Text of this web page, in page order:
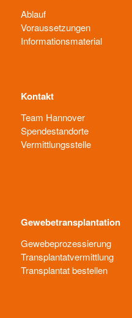
Ablauf
Voraussetzungen
Informationsmaterial
Kontakt
Team Hannover
Spendestandorte
Vermittlungsstelle
Gewebetransplantation
Gewebeprozessierung
Transplantatvermittlung
Transplantat bestellen